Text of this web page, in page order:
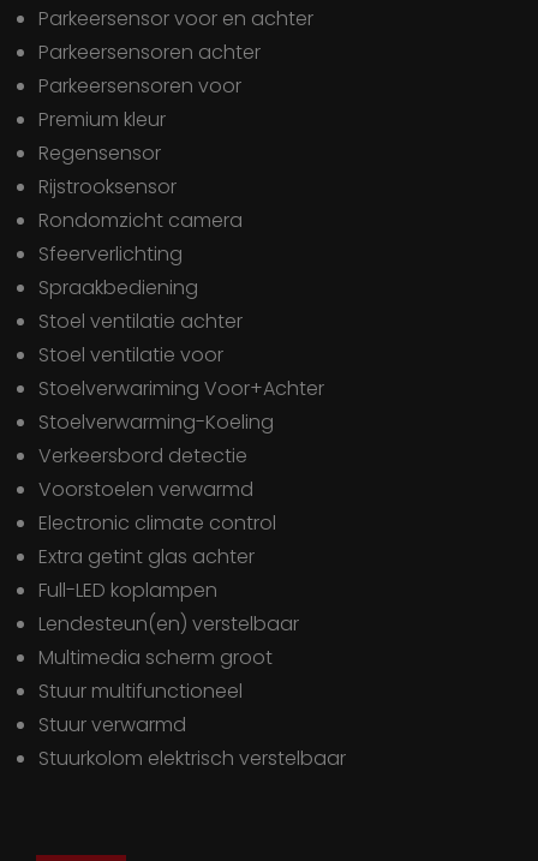
Parkeersensor voor en achter
Parkeersensoren achter
Parkeersensoren voor
Premium kleur
Regensensor
Rijstrooksensor
Rondomzicht camera
Sfeerverlichting
Spraakbediening
Stoel ventilatie achter
Stoel ventilatie voor
Stoelverwariming Voor+Achter
Stoelverwarming-Koeling
Verkeersbord detectie
Voorstoelen verwarmd
electronic climate control
extra getint glas achter
full-LED koplampen
lendesteun(en) verstelbaar
multimedia scherm groot
stuur multifunctioneel
stuur verwarmd
stuurkolom elektrisch verstelbaar